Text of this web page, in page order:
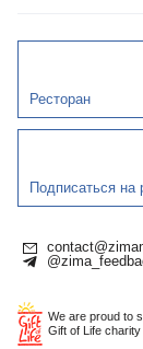
Ресторан
Подписаться на
We are proud to
Gift of Life charity